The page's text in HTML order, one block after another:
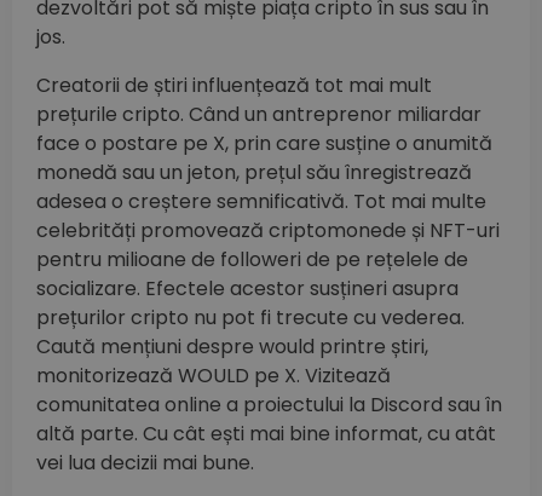
dezvoltări pot să miște piața cripto în sus sau în
jos.
Creatorii de știri influențează tot mai mult
prețurile cripto. Când un antreprenor miliardar
face o postare pe X, prin care susține o anumită
monedă sau un jeton, prețul său înregistrează
adesea o creștere semnificativă. Tot mai multe
celebrități promovează criptomonede și NFT-uri
pentru milioane de followeri de pe rețelele de
socializare. Efectele acestor susțineri asupra
prețurilor cripto nu pot fi trecute cu vederea.
Caută mențiuni despre would printre știri,
monitorizează WOULD pe X. Vizitează
comunitatea online a proiectului la Discord sau în
altă parte. Cu cât ești mai bine informat, cu atât
vei lua decizii mai bune.